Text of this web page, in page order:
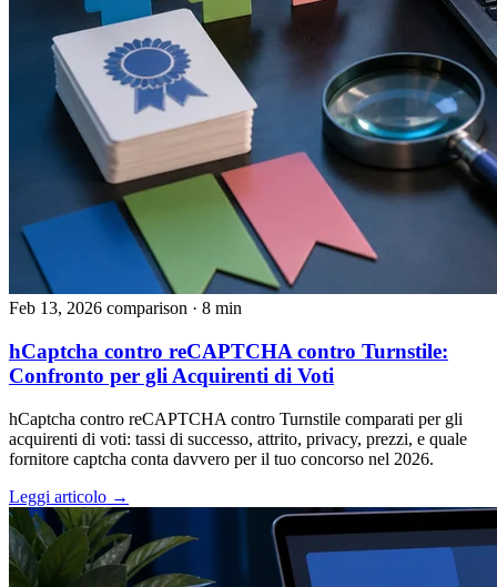
Feb 13, 2026 comparison · 8 min
hCaptcha contro reCAPTCHA contro Turnstile:
Confronto per gli Acquirenti di Voti
hCaptcha contro reCAPTCHA contro Turnstile comparati per gli
acquirenti di voti: tassi di successo, attrito, privacy, prezzi, e quale
fornitore captcha conta davvero per il tuo concorso nel 2026.
Leggi articolo →